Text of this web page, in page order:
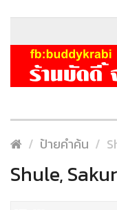
ป้ายคำค้น
Shule,